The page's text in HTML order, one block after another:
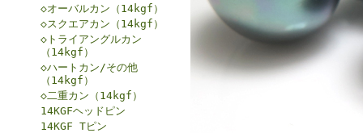
◇オーバルカン（14kgf）
◇スクエアカン（14kgf）
◇トライアングルカン
（14kgf）
◇ハートカン/その他
（14kgf）
◇二重カン（14kgf）
14KGFヘッドピン
14KGF Tピン